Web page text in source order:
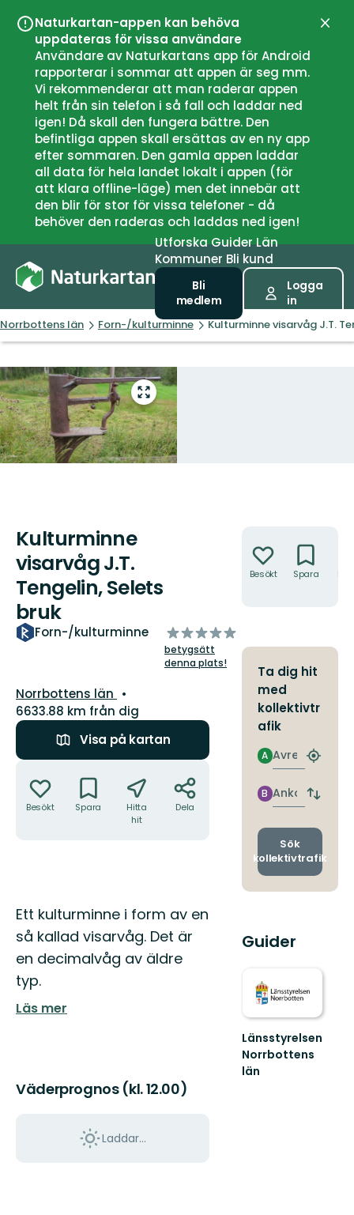
Naturkartan-appen kan behöva
uppdateras för vissa användare
Användare av Naturkartans app för Android
rapporterar i sommar att appen är seg mm.
Vi rekommenderar att man raderar appen
helt från sin telefon i så fall och laddar ned
igen! Då skall den fungera bättre. Den
befintliga appen skall ersättas av en ny app
efter sommaren. Den gamla appen laddar
all data för hela landet lokalt i appen (för
att klara offline-läge) men det innebär att
den blir för stor för vissa telefoner - då
behöver den raderas och laddas ned igen!
UtforskaGuiderLän
Kommuner Bli kund
Bli
medlem
Logga
in
Norrbottens län Forn-/kulturminne Kulturminne visarvåg J.T.
Gå
till
helskärmsläge
Kulturminne
visarvåg J.T.
Tengelin, Selets
bruk
Forn-/kulturminne
av
5
stjärnor
betygsätt
denna plats!
Län:
Norrbottens län
6633.88 km från dig
Visa på kartan
Besökt Spara
Hitta
hit
Dela
Beskrivning
Ett kulturminne i form av en
så kallad visarvåg. Det är
en decimalvåg av äldre
typ.
Läs mer
Väderprognos (kl. 12.00)
Laddar...
Besökt Spara
Ta dig hit
med
kollektivtr
afik
Avresa
A
Hitta
Ankomst
B
Byt
och
Sök
kollektivtrafik
Guider
Länsstyrelsen
Norrbottens
län